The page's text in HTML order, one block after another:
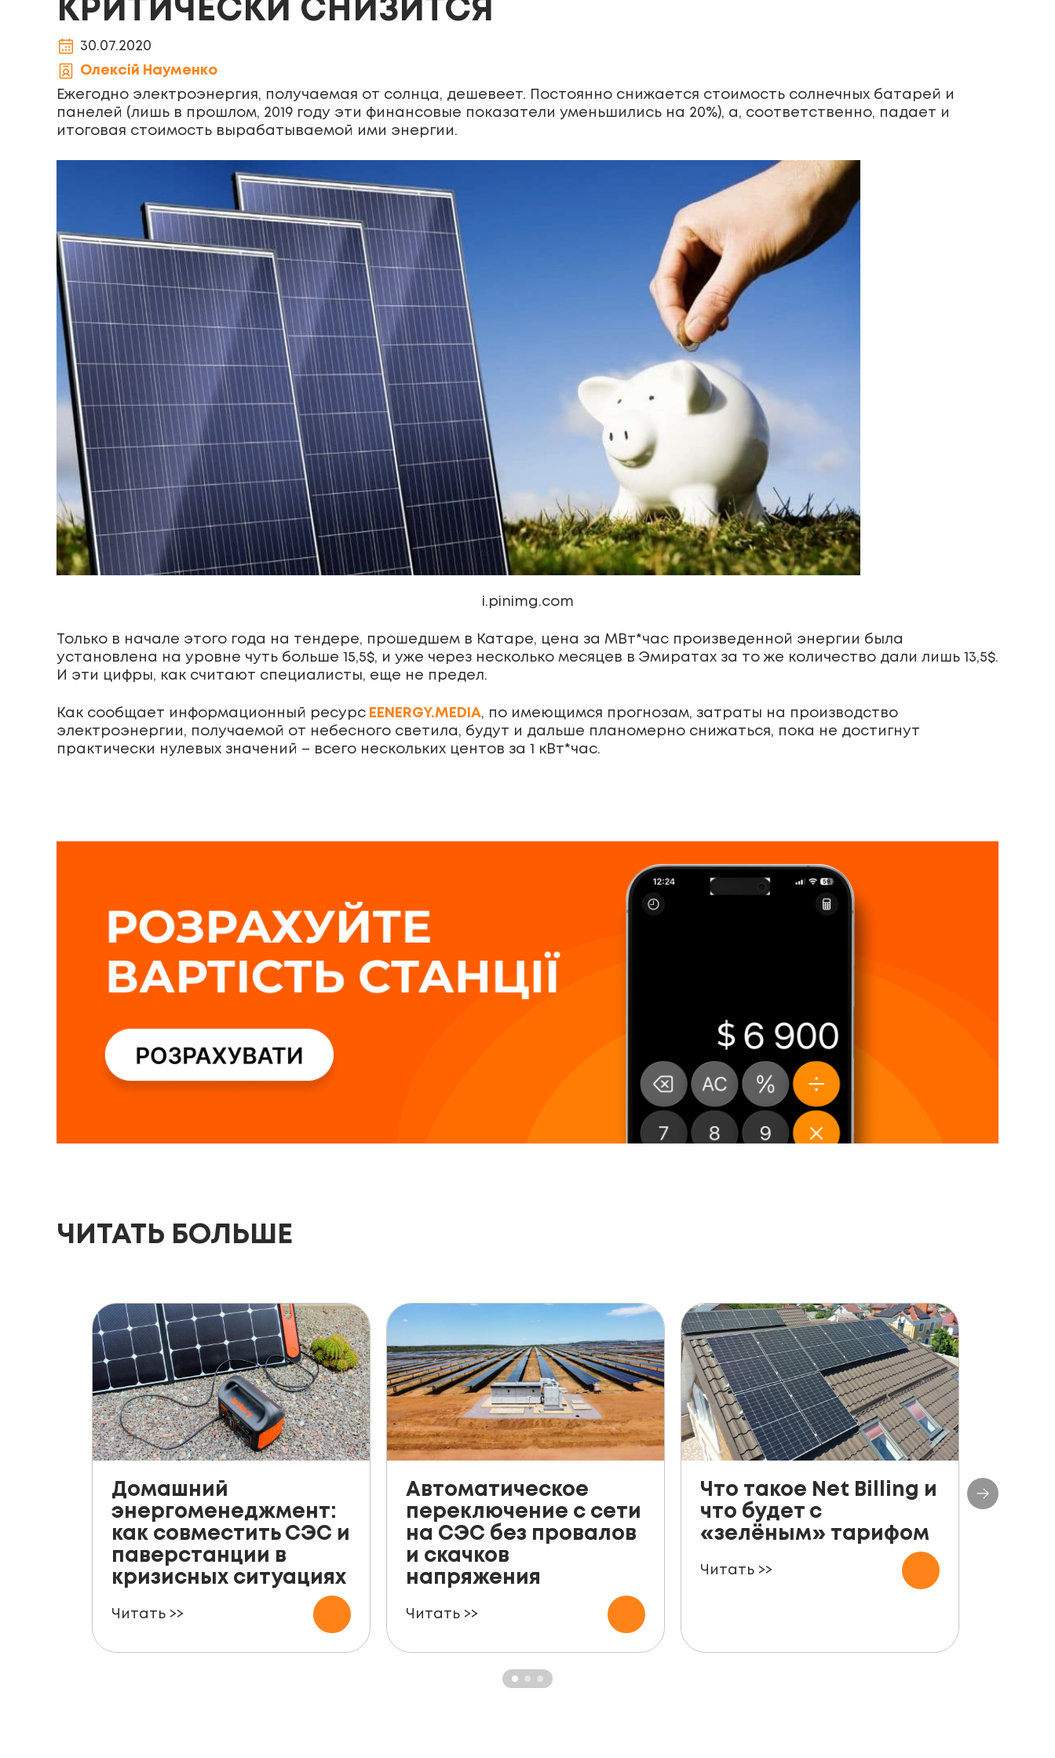
КРИТИЧЕСКИ СНИЗИТСЯ
30.07.2020
Олексій Науменко
Ежегодно электроэнергия, получаемая от солнца, дешевеет. Постоянно снижается стоимость солнечных батарей и
панелей (лишь в прошлом, 2019 году эти финансовые показатели уменьшились на 20%), а, соответственно, падает и
итоговая стоимость вырабатываемой ими энергии.
i.pinimg.com
Только в начале этого года на тендере, прошедшем в Катаре, цена за МВт*час произведенной энергии была
установлена на уровне чуть больше 15,5$, и уже через несколько месяцев в Эмиратах за то же количество дали лишь 13,5$.
И эти цифры, как считают специалисты, еще не предел.
Как сообщает информационный ресурс EENERGY.MEDIA, по имеющимся прогнозам, затраты на производство
электроэнергии, получаемой от небесного светила, будут и дальше планомерно снижаться, пока не достигнут
практически нулевых значений – всего нескольких центов за 1 кВт*час.
ЧИТАТЬ БОЛЬШЕ
Домашний
энергоменеджмент:
как совместить СЭС и
паверстанции в
кризисных ситуациях
Читать >>
Автоматическое
переключение с сети
на СЭС без провалов
и скачков
напряжения
Читать >>
Что такое Net Billing и
что будет с
«зелёным» тарифом
Читать >>